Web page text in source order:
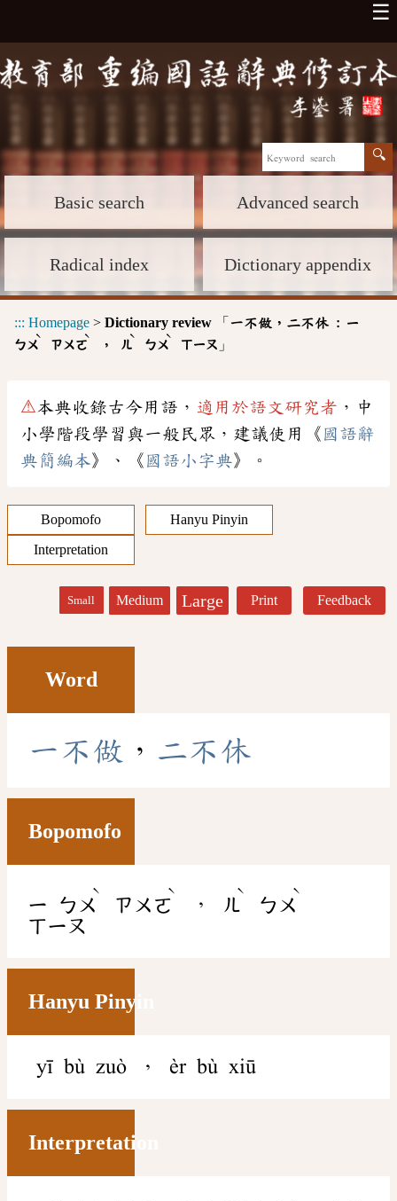
☰
Basic search Advanced search
Radical index Dictionary appendix
::: Homepage > Dictionary review 「 一不做，二不休 : ㄧ
ㄅㄨ
ˋ
ㄗㄨㄛ
ˋ
， ㄦ
ˋ
ㄅㄨ
ˋ
ㄒㄧㄡ 」
⚠本典收錄古今用語， 適用於語文研究者 ，中
小學階段學習與一般民眾，建議使用《 國語辭
典簡編本》、《 國語小字典》。
Bopomofo
Hanyu Pinyin
Interpretation
Small Medium Large Print Feedback
Word
一不做 ， 二不休
Bopomofo
ㄧ ㄅㄨ
ˋ
ㄗㄨㄛ
ˋ
， ㄦ
ˋ
ㄅㄨ
ˋ
ㄒㄧㄡ
Hanyu Pinyin
yī bù zuò ， èr bù xiū
Interpretation